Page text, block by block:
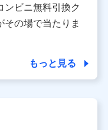
案内、提供するため
用履歴、ウェブサイ
容等のパーソナルデ
嗜好・傾向に応じた
帯業務を行うため
有する者の名称・住
ンビニ無料引換ク
その場で当たりま
もっと見る